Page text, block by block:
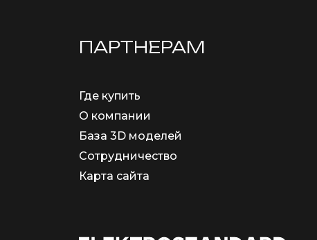
ПАРТНЕРАМ
Где купить
О компании
База 3D моделей
Сотрудничество
Карта сайта